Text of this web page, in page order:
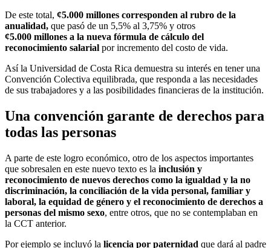
De este total, ¢5.000 millones corresponden al rubro de la
anualidad, que pasó de un 5,5% al 3,75% y otros
¢5.000 millones a la nueva fórmula de cálculo del
reconocimiento salarial por incremento del costo de vida.
Así la Universidad de Costa Rica demuestra su interés en tener una
Convención Colectiva equilibrada, que responda a las necesidades
de sus trabajadores y a las posibilidades financieras de la institución.
Una convención garante de derechos para
todas las personas
A parte de este logro económico, otro de los aspectos importantes
que sobresalen en este nuevo texto es la inclusión y
reconocimiento de nuevos derechos como la igualdad y la no
discriminación, la conciliación de la vida personal, familiar y
laboral, la equidad de género y el reconocimiento de derechos a
personas del mismo sexo, entre otros, que no se contemplaban en
la CCT anterior.
Por ejemplo se incluyó la licencia por paternidad que dará al padre